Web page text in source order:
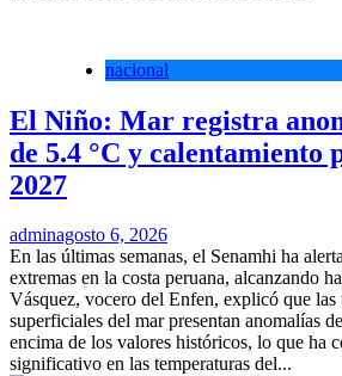
nacional
El Niño: Mar registra
de 5.4 °C y calentamiento
2027
adminagosto 6, 2026
En las últimas semanas, el Senamhi ha
extremas en la costa peruana, alcanzando
Vásquez, vocero del Enfen, explicó que las
superficiales del mar presentan anomalías
encima de los valores históricos, lo que ha
significativo en las temperaturas del...